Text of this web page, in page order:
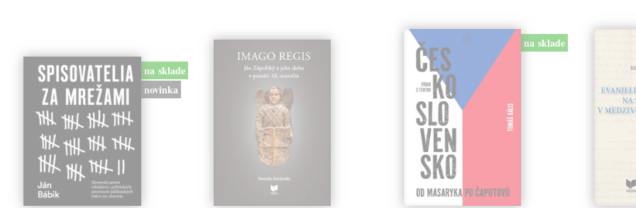
na sklade
novinka
na sklade